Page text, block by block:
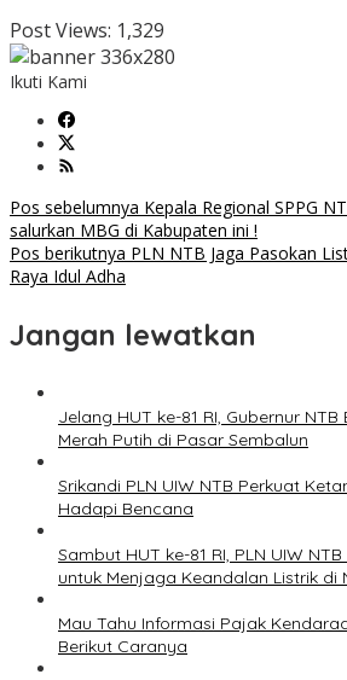
Post Views: 1,329
Ikuti Kami
Navigasi
pos
Pos sebelumnya Kepala Regional SPPG
salurkan MBG di Kabupaten ini !
Pos berikutnya PLN NTB Jaga Pasokan
Raya Idul Adha
Jangan lewatkan
Jelang HUT ke-81 RI, Gubernur
Merah Putih di Pasar Sembalun
Srikandi PLN UIW NTB Perkuat
Hadapi Bencana
Sambut HUT ke-81 RI, PLN UIW
untuk Menjaga Keandalan Listrik di
Mau Tahu Informasi Pajak
Berikut Caranya